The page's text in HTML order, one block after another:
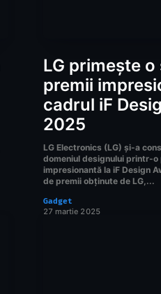
LG primește o
premii
cadrul iF
2025
LG Electronics (LG) și-a
domeniul designului printr-o
impresionantă la iF Design
de premii obținute de LG,...
Gadget
27 martie 2025